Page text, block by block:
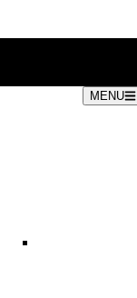
MENU